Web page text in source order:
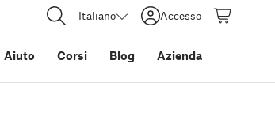
Italiano Accesso
Aiuto Corsi Blog Azienda